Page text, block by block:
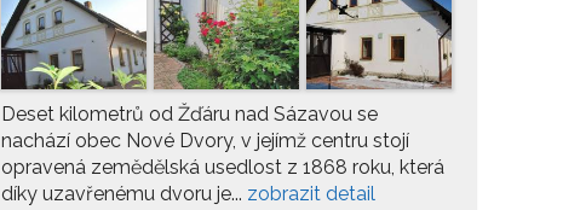
Deset kilometrů od Žďáru nad Sázavou se
nachází obec Nové Dvory, v jejímž centru stojí
opravená zemědělská usedlost z 1868 roku, která
díky uzavřenému dvoru je... zobrazit detail